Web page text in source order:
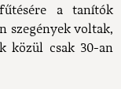
a tanítók
szegények voltak,
közül csak 30-an